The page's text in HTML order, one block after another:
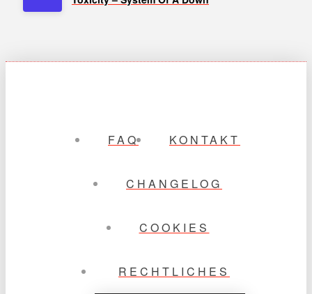
FAQ KONTAKT
CHANGELOG
COOKIES
RECHTLICHES